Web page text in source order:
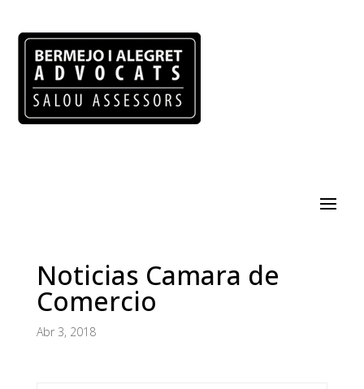
Noticias Camara de
Comercio
Abr 3, 2018